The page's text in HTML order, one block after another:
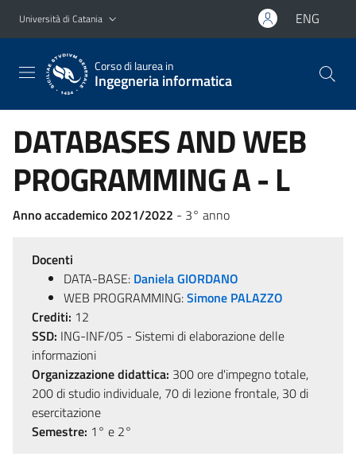
Vai al contenuto principale
Vai al menu di navigazione
Università di Catania ENG
Corso di laurea in
Ingegneria informatica
DATABASES AND WEB
PROGRAMMING A - L
Anno accademico 2021/2022 - 3° anno
Docenti
DATA-BASE: Daniela GIORDANO
WEB PROGRAMMING:Simone PALAZZO
Crediti: 12
SSD: ING-INF/05 - Sistemi di elaborazione delle
informazioni
Organizzazione didattica: 300 ore d'impegno totale,
200 di studio individuale, 70 di lezione frontale, 30 di
esercitazione
Semestre: 1° e 2°